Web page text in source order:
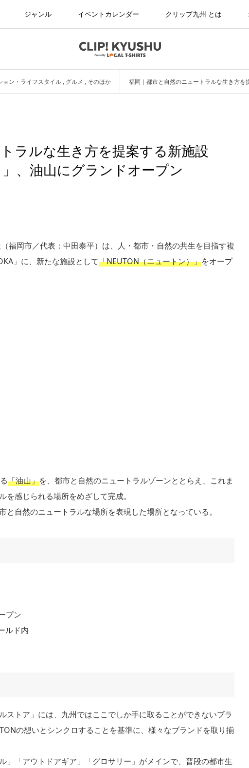
ジャンル イベントカレンダー クリップ九州 とは
ョン・ライフスタイル , グルメ , そのほか 福岡｜都市と自然のニュートラルな生き方を提案
ラルな生き方を提案する新施設
」、油山にグランドオープン
福岡市／代表：中田泰平）は、人・都市・自然の共生を目指す複
」に、新たな施設として「NEUTON（ニュートン）」をオープ
「油山」を、都市と自然のニュートラルゾーンととらえ、これま
感じられる場所をめざして完成。
自然のニュートラルな場所を表現した場所となっている。
プン
ルド内
ストア」には、九州ではここでしか手に取ることができないブラ
の想いとシンクロすることを基準に、様々なブランドを取り揃
」「アウトドアギア」「グロサリー」がメインで、普段の都市生